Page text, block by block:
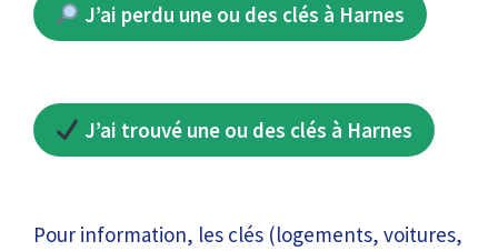
J’ai perdu une ou des clés à Harnes
J’ai trouvé une ou des clés à Harnes
Pour information, les clés (logements, voitures,